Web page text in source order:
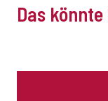
Das